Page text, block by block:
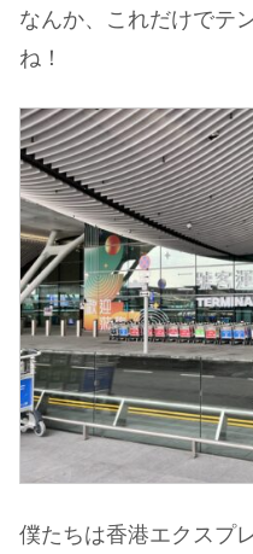
なんか、これだけでテ
ね！
僕たちは香港エクスプ